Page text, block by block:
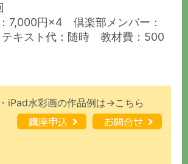
円×4 倶楽部メンバー：
キスト代：随時 教材費：500
iPad水彩画の作品例は→こちら